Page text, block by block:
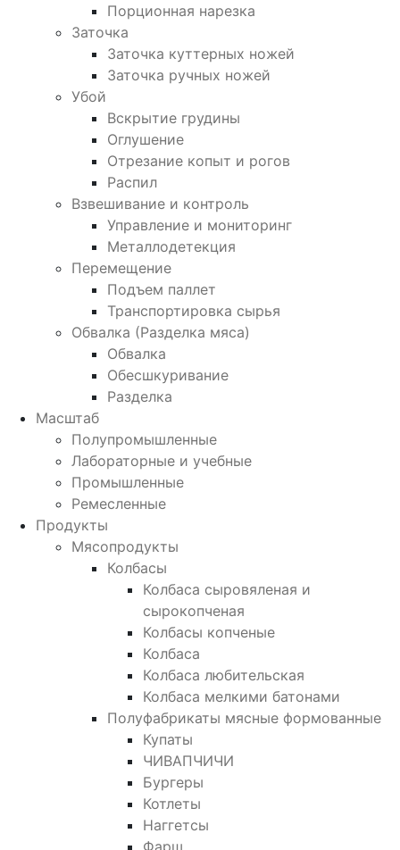
Порционная нарезка
Заточка
Заточка куттерных ножей
Заточка ручных ножей
Убой
Вскрытие грудины
Оглушение
Отрезание копыт и рогов
Распил
Взвешивание и контроль
Управление и мониторинг
Металлодетекция
Перемещение
Подъем паллет
Транспортировка сырья
Обвалка (Разделка мяса)
Обвалка
Обесшкуривание
Разделка
Масштаб
Полупромышленные
Лабораторные и учебные
Промышленные
Ремесленные
Продукты
Мясопродукты
Колбасы
Колбаса сыровяленая и
сырокопченая
Колбасы копченые
Колбаса
Колбаса любительская
Колбаса мелкими батонами
Полуфабрикаты мясные формованные
Купаты
ЧИВАПЧИЧИ
Бургеры
Котлеты
Наггетсы